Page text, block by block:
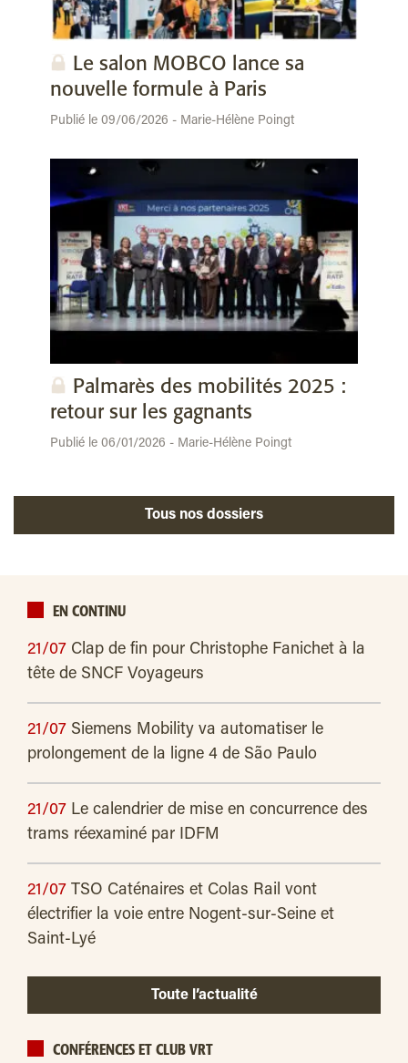
Le salon MOBCO lance sa
nouvelle formule à Paris
Publié le 09/06/2026 - Marie-Hélène Poingt
Palmarès des mobilités 2025 :
retour sur les gagnants
Publié le 06/01/2026 - Marie-Hélène Poingt
Tous nos dossiers
EN CONTINU
21/07 Clap de fin pour Christophe Fanichet à la
tête de SNCF Voyageurs
21/07 Siemens Mobility va automatiser le
prolongement de la ligne 4 de São Paulo
21/07 Le calendrier de mise en concurrence des
trams réexaminé par IDFM
21/07 TSO Caténaires et Colas Rail vont
électrifier la voie entre Nogent-sur-Seine et
Saint-Lyé
Toute l’actualité
CONFÉRENCES ET CLUB VRT